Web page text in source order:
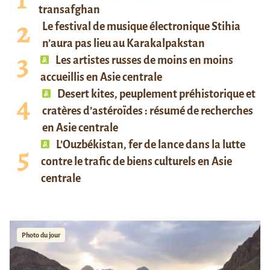
transafghan
Le festival de musique électronique Stihia
n’aura pas lieu au Karakalpakstan
Les artistes russes de moins en moins
accueillis en Asie centrale
Desert kites, peuplement préhistorique et
cratères d’astéroïdes : résumé de recherches
en Asie centrale
L’Ouzbékistan, fer de lance dans la lutte
contre le trafic de biens culturels en Asie
centrale
Photo du jour